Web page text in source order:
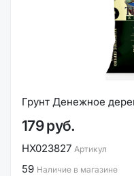
Грунт Денежное
179 руб.
НХ023827 Артикул
59 Наличие в магазине